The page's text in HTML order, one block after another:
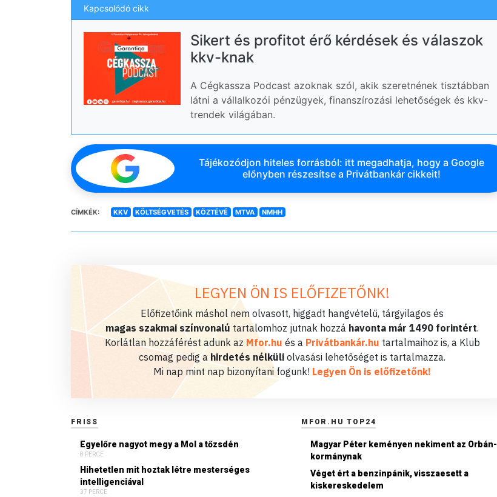
Kapcsolódó cikk
Sikert és profitot érő kérdések és válaszok
kkv-knak
A Cégkassza Podcast azoknak szól, akik szeretnének tisztábban
látni a vállalkozói pénzügyek, finanszírozási lehetőségek és kkv-
trendek világában.
Tájékozódjon hiteles forrásból: itt megadhatja, hogy a Google
előnyben részesítse a Privátbankár cikkeit!
CÍMKÉK: KKV KÖLTSÉGVETÉS KÖZTÉVÉ MTVA NMHH
LEGYEN ÖN IS ELŐFIZETŐNK!
Előfizetőink máshol nem olvasott, higgadt hangvételű, tárgyilagos és
magas szakmai színvonalú tartalomhoz jutnak hozzá havonta már 1490 forintért.
Korlátlan hozzáférést adunk az Mfor.hu és a Privátbankár.hu tartalmaihoz is, a Klub
csomag pedig a hirdetés nélküli olvasási lehetőséget is tartalmazza.
Mi nap mint nap bizonyítani fogunk! Legyen Ön is előfizetőnk!
FRISS
Egyelőre nagyot megy a Mol a tőzsdén
8 PERCE
Hihetetlen mit hoztak létre mesterséges
intelligenciával
37 PERCE
MFOR.HU TOP24
Magyar Péter keményen nekiment az Orbán-
kormánynak
Véget ért a benzinpánik, visszaesett a
kiskereskedelem